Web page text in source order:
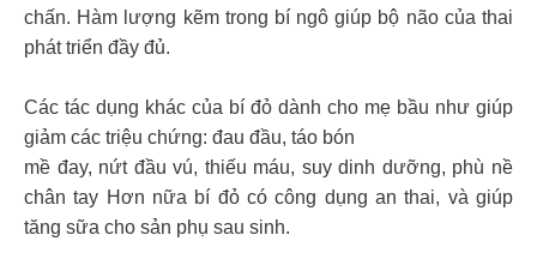
chấn. Hàm lượng kẽm trong bí ngô giúp bộ não của thai
phát triển đầy đủ.
Các tác dụng khác của bí đỏ dành cho mẹ bầu như giúp
giảm các triệu chứng: đau đầu, táo bón
mề đay, nứt đầu vú, thiếu máu, suy dinh dưỡng, phù nề
chân tay Hơn nữa bí đỏ có công dụng an thai, và giúp
tăng sữa cho sản phụ sau sinh.